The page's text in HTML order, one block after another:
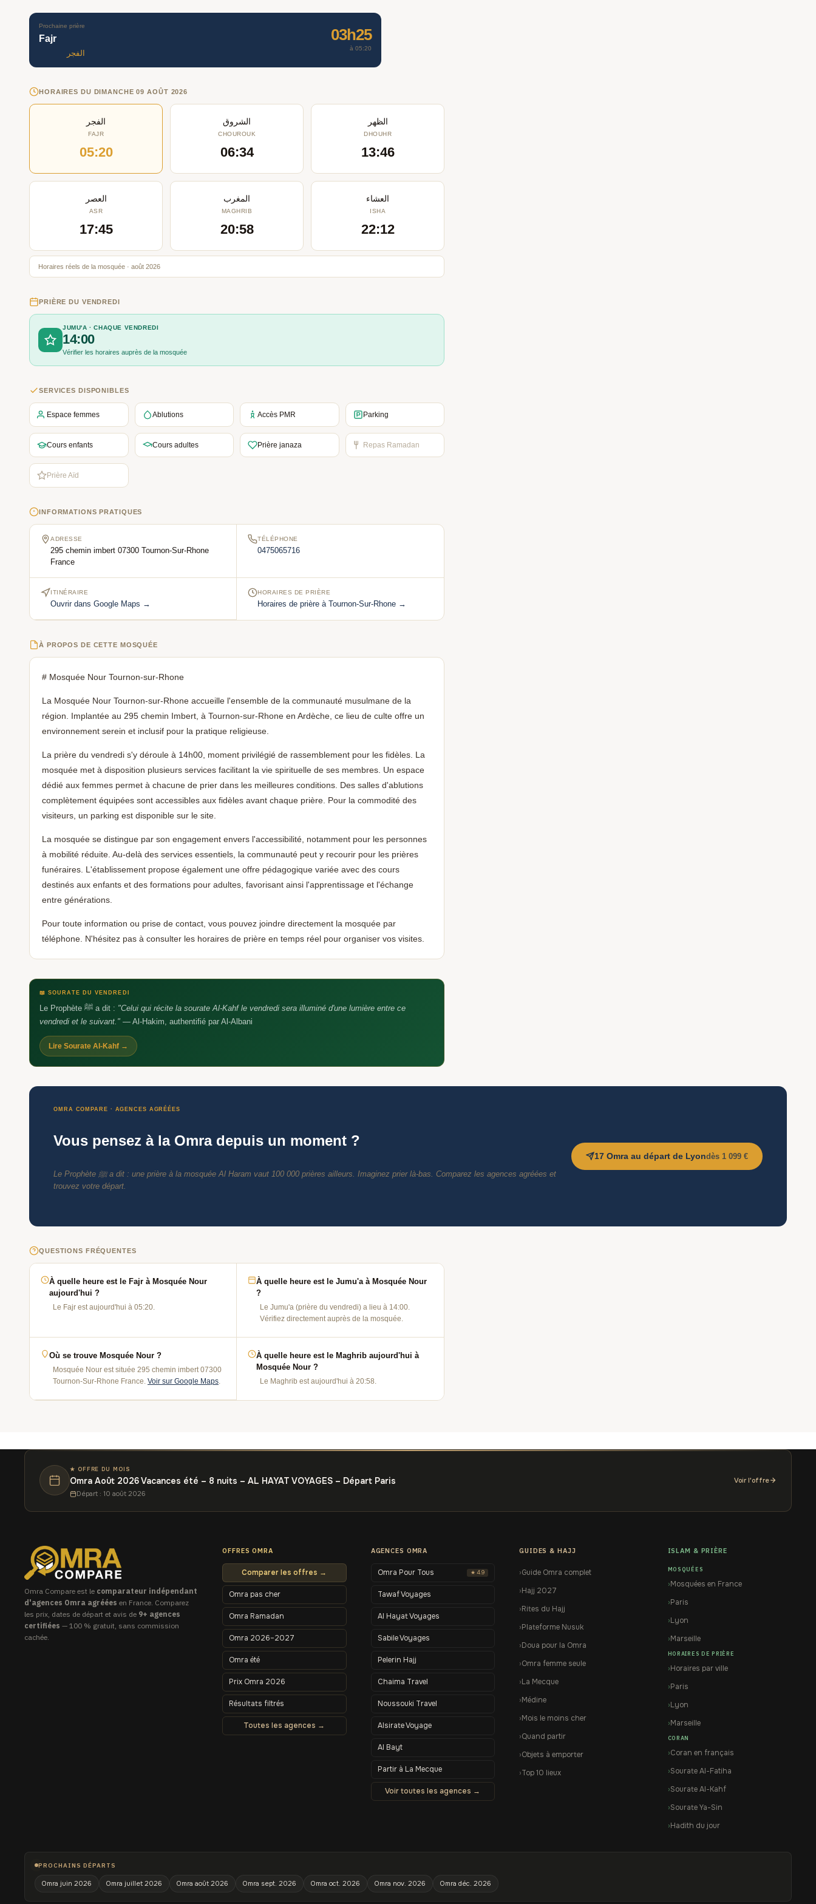
Prochaine prière
Fajr
الفجر
03h25
à 05:20
HORAIRES DU DIMANCHE 09 AOÛT 2026
الفجر
FAJR
05:20
الشروق
CHOUROUK
06:34
الظهر
DHOUHR
13:46
العصر
ASR
17:45
المغرب
MAGHRIB
20:58
العشاء
ISHA
22:12
Horaires réels de la mosquée · août 2026
PRIÈRE DU VENDREDI
JUMU'A · CHAQUE VENDREDI
14:00
Vérifier les horaires auprès de la mosquée
SERVICES DISPONIBLES
Espace femmes Ablutions Accès PMR Parking
Cours enfants Cours adultes Prière janaza Repas Ramadan
Prière Aïd
INFORMATIONS PRATIQUES
ADRESSE
295 chemin imbert 07300 Tournon-Sur-Rhone
France
TÉLÉPHONE
0475065716
ITINÉRAIRE
Ouvrir dans Google Maps →
HORAIRES DE PRIÈRE
Horaires de prière à Tournon-Sur-Rhone →
À PROPOS DE CETTE MOSQUÉE
# Mosquée Nour Tournon-sur-Rhone
La Mosquée Nour Tournon-sur-Rhone accueille l'ensemble de la communauté musulmane de la
région. Implantée au 295 chemin Imbert, à Tournon-sur-Rhone en Ardèche, ce lieu de culte offre un
environnement serein et inclusif pour la pratique religieuse.
La prière du vendredi s'y déroule à 14h00, moment privilégié de rassemblement pour les fidèles. La
mosquée met à disposition plusieurs services facilitant la vie spirituelle de ses membres. Un espace
dédié aux femmes permet à chacune de prier dans les meilleures conditions. Des salles d'ablutions
complètement équipées sont accessibles aux fidèles avant chaque prière. Pour la commodité des
visiteurs, un parking est disponible sur le site.
La mosquée se distingue par son engagement envers l'accessibilité, notamment pour les personnes
à mobilité réduite. Au-delà des services essentiels, la communauté peut y recourir pour les prières
funéraires. L'établissement propose également une offre pédagogique variée avec des cours
destinés aux enfants et des formations pour adultes, favorisant ainsi l'apprentissage et l'échange
entre générations.
Pour toute information ou prise de contact, vous pouvez joindre directement la mosquée par
téléphone. N'hésitez pas à consulter les horaires de prière en temps réel pour organiser vos visites.
📖 SOURATE DU VENDREDI
Le Prophète ﷺ a dit : "Celui qui récite la sourate Al-Kahf le vendredi sera illuminé d'une lumière entre ce
vendredi et le suivant." — Al-Hakim, authentifié par Al-Albani
Lire Sourate Al-Kahf →
OMRA COMPARE · AGENCES AGRÉÉES
Vous pensez à la Omra depuis un moment ?
Le Prophète ﷺ a dit : une prière à la mosquée Al Haram vaut 100 000 prières ailleurs. Imaginez prier là-bas. Comparez les agences agréées et
trouvez votre départ.
17 Omra au départ de Lyondès 1 099 €
QUESTIONS FRÉQUENTES
À quelle heure est le Fajr à Mosquée Nour
aujourd'hui ?
Le Fajr est aujourd'hui à 05:20.
À quelle heure est le Jumu'a à Mosquée Nour
?
Le Jumu'a (prière du vendredi) a lieu à 14:00.
Vérifiez directement auprès de la mosquée.
Où se trouve Mosquée Nour ?
Mosquée Nour est située 295 chemin imbert 07300
Tournon-Sur-Rhone France. Voir sur Google Maps
À quelle heure est le Maghrib aujourd'hui à
Mosquée Nour ?
Le Maghrib est aujourd'hui à 20:58.
★ OFFRE DU MOIS
Omra Août 2026 Vacances été – 8 nuits – AL HAYAT VOYAGES – Départ Paris
Départ : 10 août 2026
Voir l'offre
Omra Compare est le comparateur indépendant
d'agences Omra agréées en France. Comparez
les prix, dates de départ et avis de 9+ agences
certifiées — 100 % gratuit, sans commission
cachée.
OFFRES OMRA
Comparer les offres →
Omra pas cher
Omra Ramadan
Omra 2026–2027
Omra été
Prix Omra 2026
Résultats filtrés
Toutes les agences →
AGENCES OMRA
Omra Pour Tous ★ 4.9
Tawaf Voyages
Al Hayat Voyages
Sabile Voyages
Pelerin Hajj
Chaima Travel
Noussouki Travel
Alsirate Voyage
Al Bayt
Partir à La Mecque
Voir toutes les agences →
GUIDES & HAJJ
Guide Omra complet
Hajj 2027
Rites du Hajj
Plateforme Nusuk
Doua pour la Omra
Omra femme seule
La Mecque
Médine
Mois le moins cher
Quand partir
Objets à emporter
Top 10 lieux
ISLAM & PRIÈRE
MOSQUÉES
Mosquées en France
Paris
Lyon
Marseille
HORAIRES DE PRIÈRE
Horaires par ville
Paris
Lyon
Marseille
CORAN
Coran en français
Sourate Al-Fatiha
Sourate Al-Kahf
Sourate Ya-Sin
Hadith du jour
PROCHAINS DÉPARTS
Omra juin 2026 Omra juillet 2026 Omra août 2026 Omra sept. 2026 Omra oct. 2026 Omra nov. 2026 Omra déc. 2026
🕌
Aidez-nous à grandir 🕌
Un avis Google, ça fait toute la différence —